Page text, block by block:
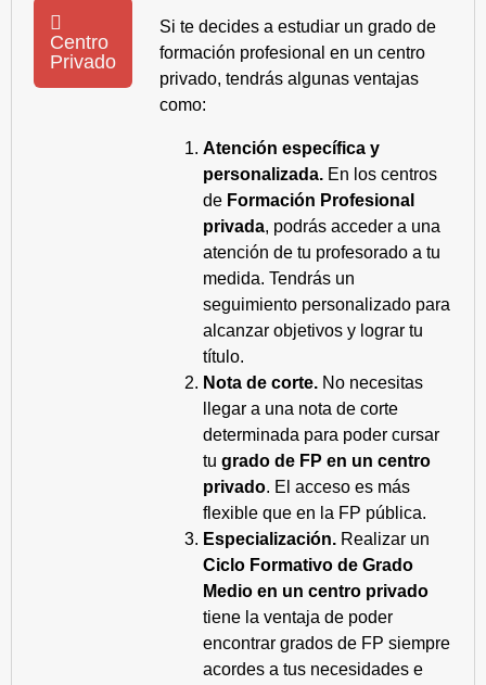
Centro
Privado
Si te decides a estudiar un grado de
formación profesional en un centro
privado, tendrás algunas ventajas
como:
Atención específica y
personalizada. En los centros
de Formación Profesional
privada, podrás acceder a una
atención de tu profesorado a tu
medida. Tendrás un
seguimiento personalizado para
alcanzar objetivos y lograr tu
título.
Nota de corte. No necesitas
llegar a una nota de corte
determinada para poder cursar
tu grado de FP en un centro
privado. El acceso es más
flexible que en la FP pública.
Especialización. Realizar un
Ciclo Formativo de Grado
Medio en un centro privado
tiene la ventaja de poder
encontrar grados de FP siempre
acordes a tus necesidades e